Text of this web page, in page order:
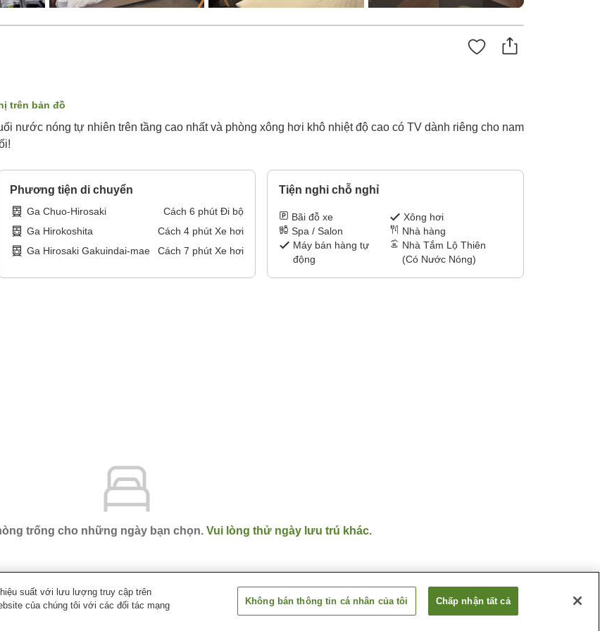
trên bản đồ
nước nóng tự nhiên trên tầng cao nhất và phòng xông hơi khô nhiệt độ cao có TV dành riêng cho nam
Phương tiện di chuyển
Ga Chuo-Hirosaki Cách 6 phút Đi bộ
Ga Hirokoshita
Cách 4phút Xe hơi
Ga Hirosaki Gakuindai-mae
Cách 7 phút Xe hơi
Tiện nghi chỗ nghỉ
Bãi đỗ xe
Xông hơi
Spa / Salon
Nhà hàng
Máy bán hàng tự
động
Nhà Tắm Lộ Thiên
(Có Nước Nóng)
trống cho những ngày bạn chọn. Vui lòng thử ngày lưu trú khác.
Dormy Inn Hirosaki
suất với lưu lượng truy cập trên
của chúng tôi với các đối tác mạng
Không bán thông tin cá nhân của tôi Chấp nhận tất cả